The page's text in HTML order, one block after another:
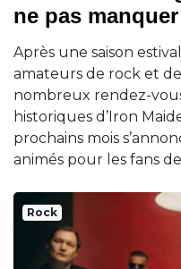
ne pas
Après une saison
amateurs de rock et
nombreux rendez-
historiques d’Iron
prochains mois
animés pour les fans
Rock